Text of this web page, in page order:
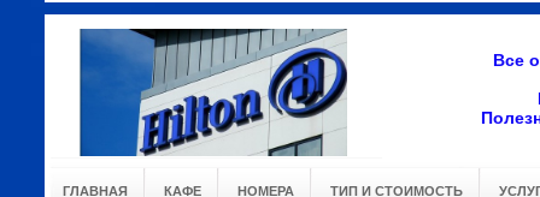
Все
ГЛАВНАЯ КАФЕ НОМЕРА ТИП И СТОИМОСТЬ